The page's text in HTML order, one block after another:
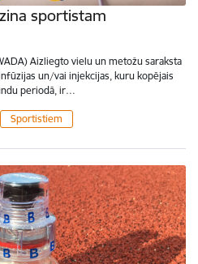
sportistam
Aizliegto vielu un metožu saraksta
un/vai injekcijas, kuru kopējais
periodā, ir…
Sportistiem